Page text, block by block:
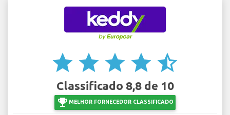
star star star star star_half
Classificado 8,8 de 10
emoji_events MELHOR FORNECEDOR CLASSIFICADO